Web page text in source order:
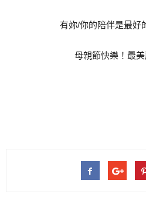
有妳/你的陪伴是最好
母親節快樂！最美